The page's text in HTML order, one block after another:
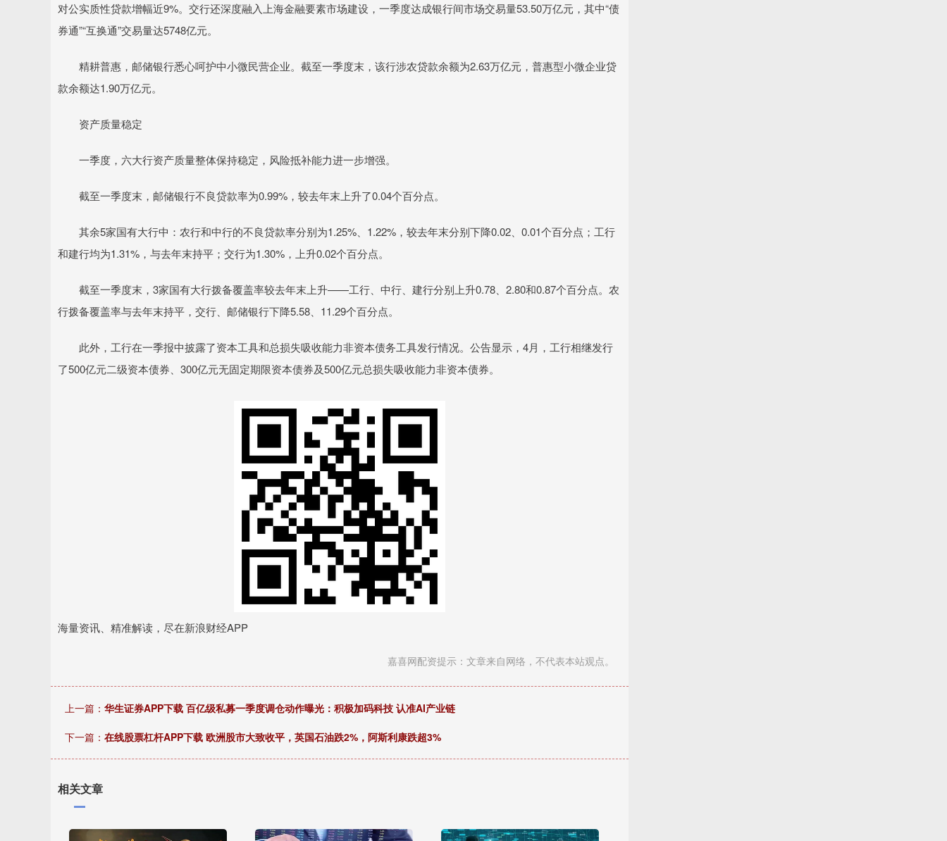
对公实质性贷款增幅近9%。交行还深度融入上海金融要素市场建设，一季度达成银行间市场交易量53.50万亿元，其中“债
券通”“互换通”交易量达5748亿元。
精耕普惠，邮储银行悉心呵护中小微民营企业。截至一季度末，该行涉农贷款余额为2.63万亿元，普惠型小微企业贷
款余额达1.90万亿元。
资产质量稳定
一季度，六大行资产质量整体保持稳定，风险抵补能力进一步增强。
截至一季度末，邮储银行不良贷款率为0.99%，较去年末上升了0.04个百分点。
其余5家国有大行中：农行和中行的不良贷款率分别为1.25%、1.22%，较去年末分别下降0.02、0.01个百分点；工行
和建行均为1.31%，与去年末持平；交行为1.30%，上升0.02个百分点。
截至一季度末，3家国有大行拨备覆盖率较去年末上升——工行、中行、建行分别上升0.78、2.80和0.87个百分点。农
行拨备覆盖率与去年末持平，交行、邮储银行下降5.58、11.29个百分点。
此外，工行在一季报中披露了资本工具和总损失吸收能力非资本债务工具发行情况。公告显示，4月，工行相继发行
了500亿元二级资本债券、300亿元无固定期限资本债券及500亿元总损失吸收能力非资本债券。
海量资讯、精准解读，尽在新浪财经APP
嘉喜网配资提示：文章来自网络，不代表本站观点。
上一篇： 华生证券APP下载 百亿级私募一季度调仓动作曝光：积极加码科技 认准AI产业链
下一篇： 在线股票杠杆APP下载 欧洲股市大致收平，英国石油跌2%，阿斯利康跌超3%
相关文章